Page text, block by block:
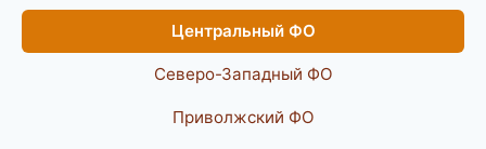
Центральный ФО
Северо-Западный ФО
Приволжский ФО